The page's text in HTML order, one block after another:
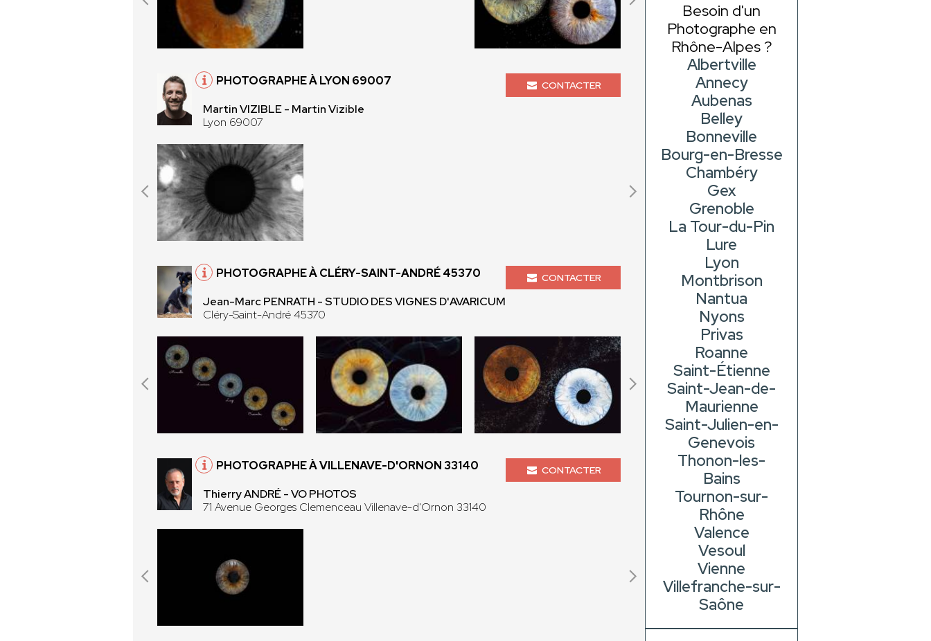
PHOTOGRAPHE À LYON 69007
Martin VIZIBLE - Martin Vizible
Lyon 69007
CONTACTER
PHOTOGRAPHE À CLÉRY-SAINT-ANDRÉ 45370
Jean-Marc PENRATH - STUDIO DES VIGNES D'AVARICUM
Cléry-Saint-André 45370
CONTACTER
PHOTOGRAPHE À VILLENAVE-D'ORNON 33140
Thierry ANDRÉ - VO PHOTOS
71 Avenue Georges Clemenceau Villenave-d'Ornon 33140
CONTACTER
Besoin d'un
Photographe en
Rhône-Alpes ?
Albertville
Annecy
Aubenas
Belley
Bonneville
Bourg-en-Bresse
Chambéry
Gex
Grenoble
La Tour-du-Pin
Lure
Lyon
Montbrison
Nantua
Nyons
Privas
Roanne
Saint-Étienne
Saint-Jean-de-
Maurienne
Saint-Julien-en-
Genevois
Thonon-les-
Bains
Tournon-sur-
Rhône
Valence
Vesoul
Vienne
Villefranche-sur-
Saône